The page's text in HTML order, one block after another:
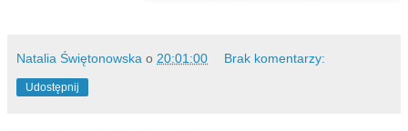
Natalia Świętonowska o 20:01:00 Brak komentarzy:
Udostępnij